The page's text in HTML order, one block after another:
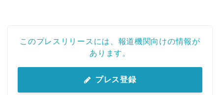
このプレスリリースには、報道機関向けの情報が
あります。
プレス登録